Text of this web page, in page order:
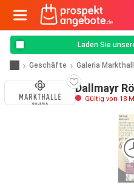
Laden Sie
Geschäfte Galeria
Dallmayr
Gültig von 18